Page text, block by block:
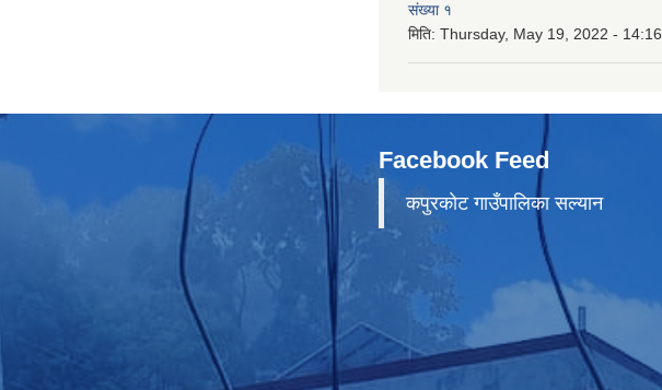
संख्या १
मिति: Thursday, May 19, 2022 - 14:16
Facebook Feed
कपुरकाेट गाउँपालिका सल्यान